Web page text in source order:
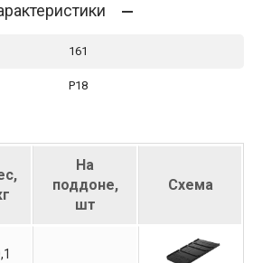
161
P18
На
поддоне,
шт
Схема